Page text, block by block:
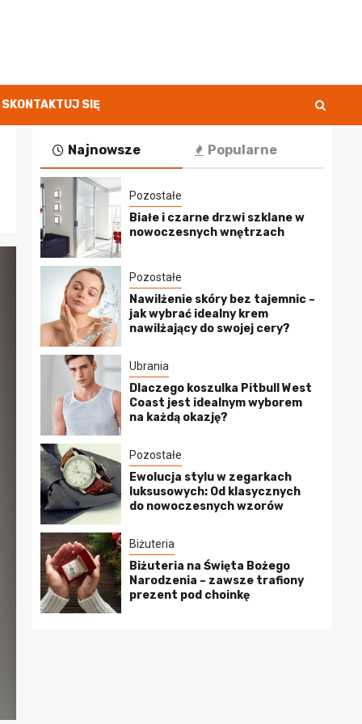
SKONTAKTUJ SIĘ
Najnowsze Popularne
Pozostałe
Białe i czarne drzwi szklane w
nowoczesnych wnętrzach
Pozostałe
Nawilżenie skóry bez tajemnic –
jak wybrać idealny krem
nawilżający do swojej cery?
Ubrania
Dlaczego koszulka Pitbull West
Coast jest idealnym wyborem
na każdą okazję?
Pozostałe
Ewolucja stylu w zegarkach
luksusowych: Od klasycznych
do nowoczesnych wzorów
Biżuteria
Biżuteria na Święta Bożego
Narodzenia – zawsze trafiony
prezent pod choinkę